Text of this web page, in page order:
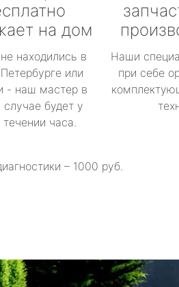
на дом
находились в
или
- наш мастер в
будет у
часа.
Наши
при себе
– 1000 руб.